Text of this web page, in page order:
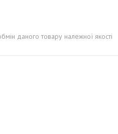
даного товару належної якості